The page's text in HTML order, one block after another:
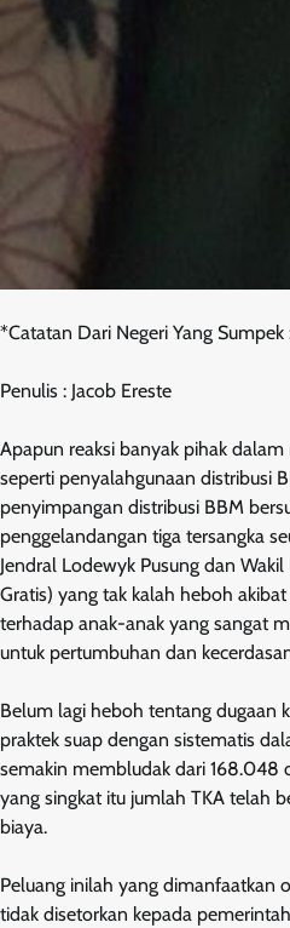
*Catatan Dari Negeri Yang
Penulis : Jacob Ereste
Apapun reaksi banyak pihak
seperti penyalahgunaan distribusi
penyimpangan distribusi BBM
penggelandangan tiga tersangka
Jendral Lodewyk Pusung dan
Gratis) yang tak kalah heboh
terhadap anak-anak yang sangat
untuk pertumbuhan dan
Belum lagi heboh tentang dugaan
praktek suap dengan sistematis
semakin membludak dari 168.048
yang singkat itu jumlah TKA telah
biaya.
Peluang inilah yang dimanfaatkan
tidak disetorkan kepada